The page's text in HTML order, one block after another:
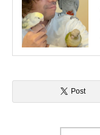
Post